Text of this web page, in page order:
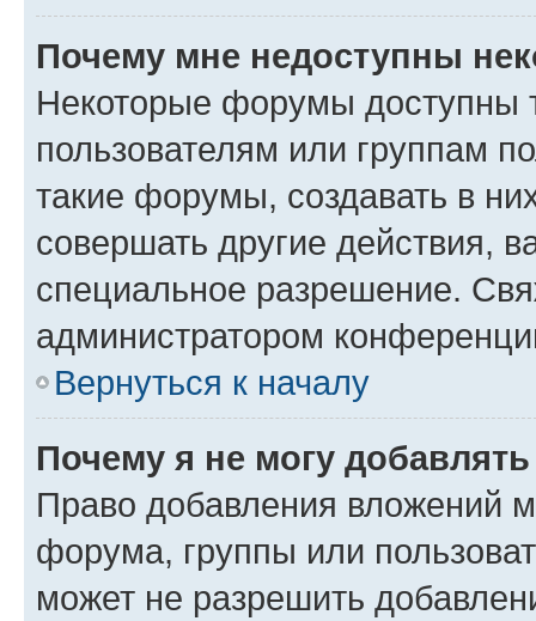
Почему мне недоступны
Некоторые форумы доступны
пользователям или группам
такие форумы, создавать в
совершать другие действия,
специальное разрешение.
администратором
Вернуться к началу
Почему я не могу
Право добавления вложений
форума, группы или
может не разрешить